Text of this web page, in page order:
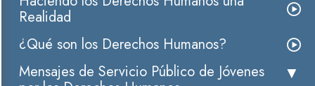
Realidad
¿Qué son los Derechos Humanos?
Mensajes de Servicio Público de Jóvenes